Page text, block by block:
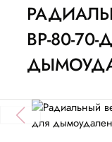
ВР-80-